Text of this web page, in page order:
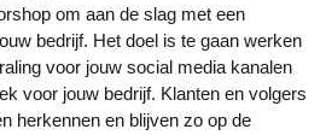
bedrijf. Het doel is te gaan werken
voor jouw social media kanalen
voor jouw bedrijf. Klanten en volgers
herkennen en blijven zo op de